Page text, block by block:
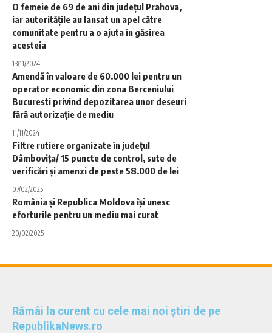
O femeie de 69 de ani din județul Prahova,
iar autoritățile au lansat un apel către
comunitate pentru a o ajuta în găsirea
acesteia
13/11/2024
Amendă în valoare de 60.000 lei pentru un
operator economic din zona Berceniului
Bucuresti privind depozitarea unor deseuri
fără autorizație de mediu
11/11/2024
Filtre rutiere organizate în județul
Dâmbovița/ 15 puncte de control, sute de
verificări și amenzi de peste 58.000 de lei
07/02/2025
România și Republica Moldova își unesc
eforturile pentru un mediu mai curat
20/02/2025
Rămâi la curent cu cele mai noi știri de pe
RepublikaNews.ro